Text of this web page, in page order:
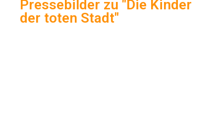
Pressebilder zu "Die Kinder
der toten Stadt"